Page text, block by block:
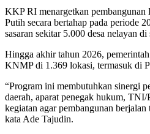
KKP RI menargetkan
Putih secara bertahap pada periode
sasaran sekitar 5.000 desa nelayan
Hingga akhir tahun 2026,
KNMP di 1.369 lokasi, termasuk di
“Program ini membutuhkan sinergi
daerah, aparat penegak hukum,
kegiatan agar pembangunan berjalan
kata Ade Tajudin.